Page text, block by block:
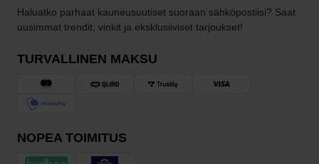
Haluatko parhaat kauneusuutiset suoraan sähköpostiisi? Saat
uusimmat trendit, vinkit ja eksklusiiviset tarjoukset!
TURVALLINEN MAKSU
NOPEA TOIMITUS